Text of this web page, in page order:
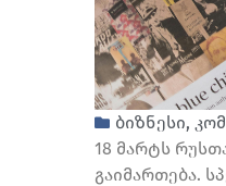
ბიზნესი,
18 მარტს
გაიმართება.